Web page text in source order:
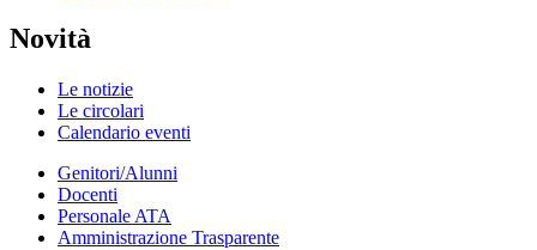
Novità
Le notizie
Le circolari
Calendario eventi
Genitori/Alunni
Docenti
Personale ATA
Amministrazione Trasparente